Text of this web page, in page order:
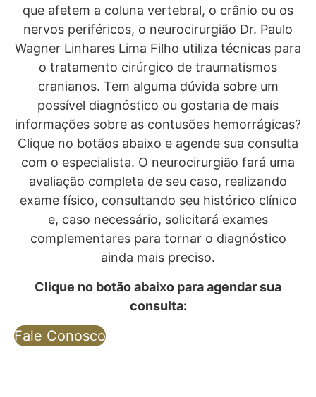
que afetem a coluna vertebral, o crânio ou os
nervos periféricos, o neurocirurgião Dr. Paulo
Wagner Linhares Lima Filho utiliza técnicas para
o tratamento cirúrgico de traumatismos
cranianos. Tem alguma dúvida sobre um
possível diagnóstico ou gostaria de mais
informações sobre as contusões hemorrágicas?
Clique no botãos abaixo e agende sua consulta
com o especialista. O neurocirurgião fará uma
avaliação completa de seu caso, realizando
exame físico, consultando seu histórico clínico
e, caso necessário, solicitará exames
complementares para tornar o diagnóstico
ainda mais preciso.
Clique no botão abaixo para agendar sua
consulta:
Fale Conosco